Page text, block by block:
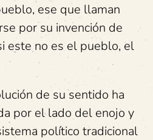
ese que llaman
por su invención de
este no es el pueblo, el
de su sentido ha
por el lado del enojo y
político tradicional